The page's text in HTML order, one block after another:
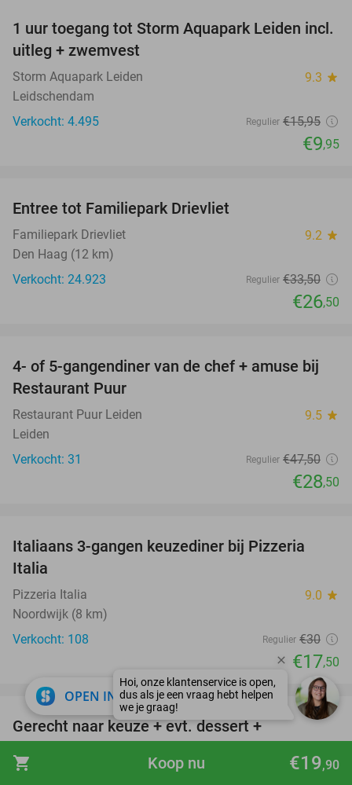
shopping_cart €19,90
Koop nu
38%
1 uur toegang tot Storm Aquapark Leiden incl.
uitleg + zwemvest
Storm Aquapark Leiden 9.3 star
Leidschendam
Verkocht: 4.495
Regulier €15,95
€9,95
Entree tot Familiepark Drievliet
Familiepark Drievliet 9.2 star
Den Haag (12 km)
Verkocht: 24.923
Regulier €33,50
€26,50
40%
4- of 5-gangendiner van de chef + amuse bij
Restaurant Puur
Restaurant Puur Leiden 9.5 star
Leiden
Verkocht: 31
Regulier €47,50
€28,50
42%
Italiaans 3-gangen keuzediner bij Pizzeria
Italia
Pizzeria Italia 9.0 star
Noordwijk (8 km)
Verkocht: 108
Regulier €30
€17,50
favorite_border
Gerecht naar keuze + evt. dessert +
Beachclub JUNO 7.9
OPEN IN APP close